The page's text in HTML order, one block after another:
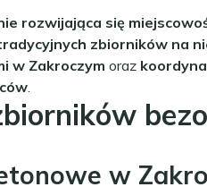
rozwijająca się
zbiorników na
w Zakroczym oraz
w